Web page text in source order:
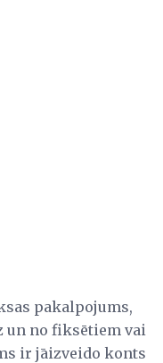
pakalpojums,
un no fiksētiem vai
ir jāizveido konts